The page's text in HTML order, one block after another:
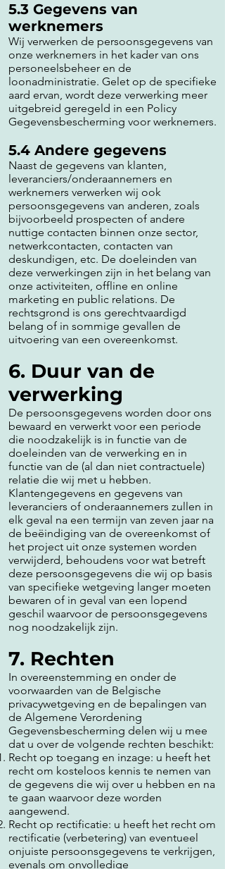
5.3 Gegevens van
werknemers
Wij verwerken de persoonsgegevens van
onze werknemers in het kader van ons
personeelsbeheer en de
loonadministratie. Gelet op de specifieke
aard ervan, wordt deze verwerking meer
uitgebreid geregeld in een Policy
Gegevensbescherming voor werknemers.
5.4 Andere gegevens
Naast de gegevens van klanten,
leveranciers/onderaannemers en
werknemers verwerken wij ook
persoonsgegevens van anderen, zoals
bijvoorbeeld prospecten of andere
nuttige contacten binnen onze sector,
netwerkcontacten, contacten van
deskundigen, etc. De doeleinden van
deze verwerkingen zijn in het belang van
onze activiteiten, offline en online
marketing en public relations. De
rechtsgrond is ons gerechtvaardigd
belang of in sommige gevallen de
uitvoering van een overeenkomst.
6. Duur van de
verwerking
De persoonsgegevens worden door ons
bewaard en verwerkt voor een periode
die noodzakelijk is in functie van de
doeleinden van de verwerking en in
functie van de (al dan niet contractuele)
relatie die wij met u hebben.
Klantengegevens en gegevens van
leveranciers of onderaannemers zullen in
elk geval na een termijn van zeven jaar na
de beëindiging van de overeenkomst of
het project uit onze systemen worden
verwijderd, behoudens voor wat betreft
deze persoonsgegevens die wij op basis
van specifieke wetgeving langer moeten
bewaren of in geval van een lopend
geschil waarvoor de persoonsgegevens
nog noodzakelijk zijn.
7. Rechten
In overeenstemming en onder de
voorwaarden van de Belgische
privacywetgeving en de bepalingen van
de Algemene Verordening
Gegevensbescherming delen wij u mee
dat u over de volgende rechten beschikt:
Recht op toegang en inzage: u heeft het
recht om kosteloos kennis te nemen van
de gegevens die wij over u hebben en na
te gaan waarvoor deze worden
aangewend.
Recht op rectificatie: u heeft het recht om
rectificatie (verbetering) van eventueel
onjuiste persoonsgegevens te verkrijgen,
evenals om onvolledige